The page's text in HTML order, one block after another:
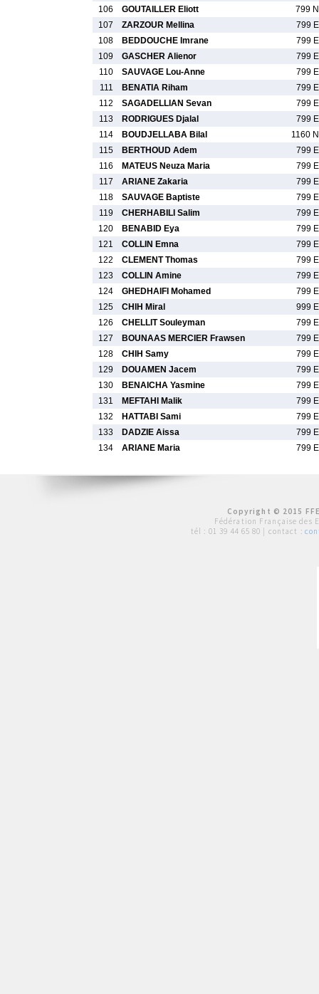
106 GOUTAILLER Eliott
799 N
107
ZARZOUR Mellina
799 E
108
BEDDOUCHE Imrane
799 E
109
GASCHER Alienor
799 E
110
SAUVAGE Lou-Anne
799 E
111
BENATIA Riham
799 E
112
SAGADELLIAN Sevan
799 E
113
RODRIGUES Djalal
799 E
114
BOUDJELLABA Bilal
1160 N
115
BERTHOUD Adem
799 E
116
MATEUS Neuza Maria
799 E
117
ARIANE Zakaria
799 E
118
SAUVAGE Baptiste
799 E
119
CHERHABILI Salim
799 E
120
BENABID Eya
799 E
121
COLLIN Emna
799 E
122
CLEMENT Thomas
799 E
123
COLLIN Amine
799 E
124
GHEDHAIFI Mohamed
799 E
125
CHIH Miral
999 E
126
CHELLIT Souleyman
799 E
127
BOUNAAS MERCIER Frawsen
799 E
128
CHIH Samy
799 E
129
DOUAMEN Jacem
799 E
130
BENAICHA Yasmine
799 E
131
MEFTAHI Malik
799 E
132
HATTABI Sami
799 E
133
DADZIE Aissa
799 E
134
ARIANE Maria 799 E
Copyright © 2015
Fédération Française des
tél : 01 39 44 65 80 | contact :